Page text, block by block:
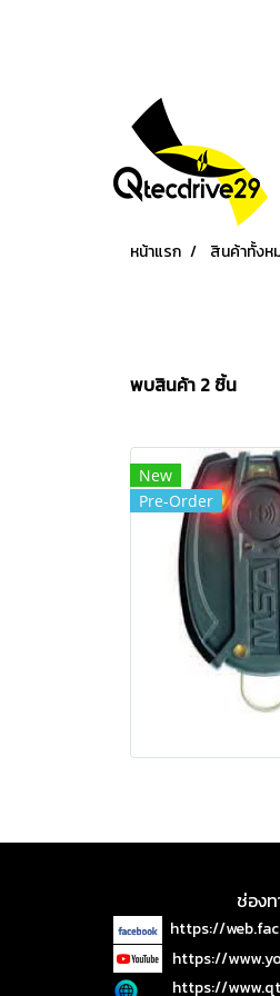
หน้าแรก สินค้าทั้งห
พบสินค้า 2 ชิ้น
New
Pre-Order
ช่อง
https://
https://
https://